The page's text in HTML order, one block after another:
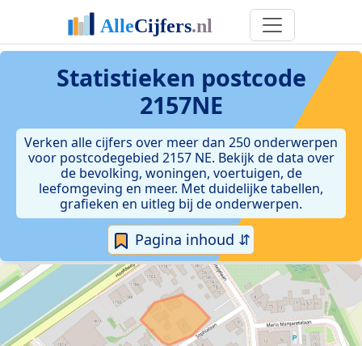
Statistieken postcode
2157NE
Verken alle cijfers over meer dan 250 onderwerpen
voor postcodegebied 2157 NE. Bekijk de data over
de bevolking, woningen, voertuigen, de
leefomgeving en meer. Met duidelijke tabellen,
grafieken en uitleg bij de onderwerpen.
Pagina inhoud ⇵